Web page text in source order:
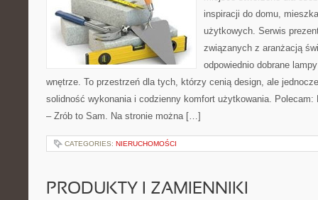
inspiracji do domu,
użytkowych. Serwis
związanych z aranżacją
odpowiednio dobrane
wnętrze. To przestrzeń dla tych, którzy cenią design, ale
solidność wykonania i codzienny komfort użytkowania. Polecam:
– Zrób to Sam. Na stronie można […]
CATEGORIES: NIERUCHOMOŚCI
PRODUKTY I ZAMIENNIKI